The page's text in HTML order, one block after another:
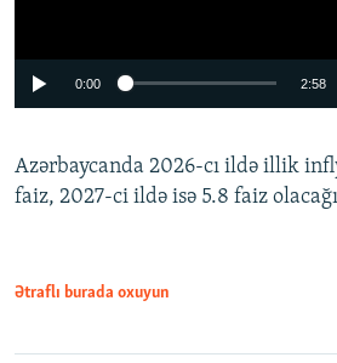
0:00 2:58
Azərbaycanda 2026-cı ildə illik
faiz, 2027-ci ildə isə 5.8 faiz
Ətraflı burada oxuyun